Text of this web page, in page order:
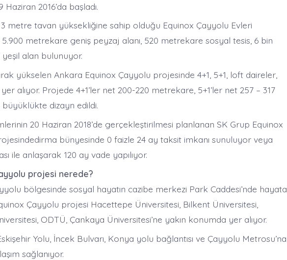
Haziran 2016’da başladı.
3 metre tavan yüksekliğine sahip olduğu Equinox Çayyolu Evleri
metrekare geniş peyzaj alanı, 520 metrekare sosyal tesis, 6 bin
alan bulunuyor.
yükselen Ankara Equinox Çayyolu projesinde 4+1, 5+1, loft daireler,
alıyor. Projede 4+1’ler net 200-220 metrekare, 5+1’ler net 257 – 317
dizayn edildi.
20 Haziran 2018’de gerçekleştirilmesi planlanan SK Grup Equinox
bünyesinde 0 faizle 24 ay taksit imkanı sunuluyor veya
ile anlaşarak 120 ay vade yapılıyor.
projesi nerede?
bölgesinde sosyal hayatın cazibe merkezi Park Caddesi’nde hayata
Çayyolu projesi Hacettepe Üniversitesi, Bilkent Üniversitesi,
ODTÜ, Çankaya Üniversitesi’ne yakın konumda yer alıyor.
Yolu, İncek Bulvarı, Konya yolu bağlantısı ve Çayyolu Metrosu’na
sağlanıyor.